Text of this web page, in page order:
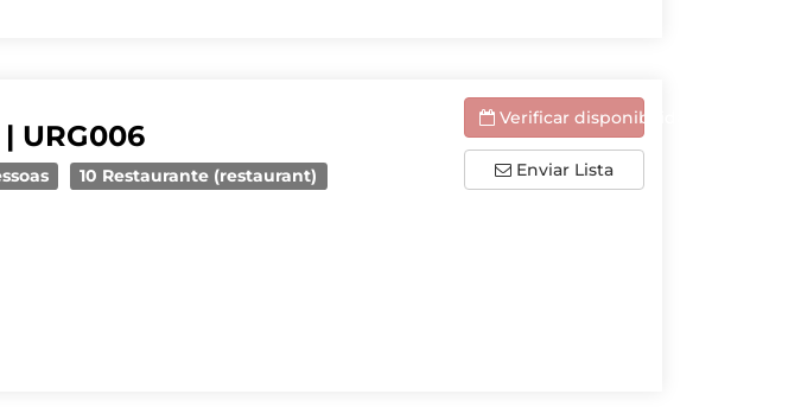
URG006
10 Restaurante (restaurant)
Verificar disponibilidade
Enviar Lista